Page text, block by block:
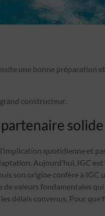
une bonne préparation
constructeur.
solide
quotidienne et
Aujourd’hui, IGC
son origine confère à IGC
de valeurs fondamentales
délais convenus. Pour que